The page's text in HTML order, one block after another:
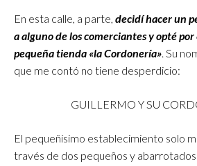
En esta calle, a parte, decidí hacer un
a alguno de los comerciantes y opté
pequeña tienda «la Cordonería». Su
que me contó no tiene desperdicio:
GUILLERMO Y SU
El pequeñísimo establecimiento solo
través de dos pequeños y